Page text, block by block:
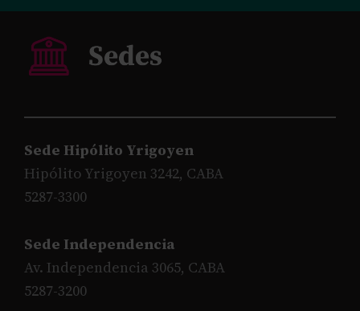
Sede Hipólito Yrigoyen
Hipólito Yrigoyen 3242, CABA
5287-3300
Sede Independencia
Av. Independencia 3065, CABA
5287-3200